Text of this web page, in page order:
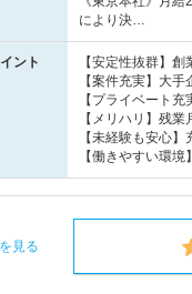
により決…
ント
【安定性抜群】
【案件充実】大
【プライベート
【メリハリ】残
【未経験も安心
【働きやすい環
見る